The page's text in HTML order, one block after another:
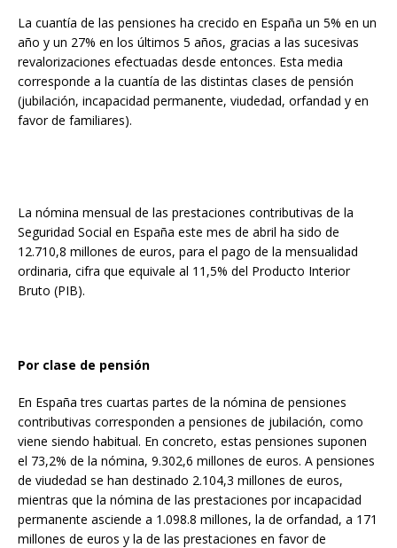
La cuantía de las pensiones ha crecido en España un 5% en un
año y un 27% en los últimos 5 años, gracias a las sucesivas
revalorizaciones efectuadas desde entonces. Esta media
corresponde a la cuantía de las distintas clases de pensión
(jubilación, incapacidad permanente, viudedad, orfandad y en
favor de familiares).
La nómina mensual de las prestaciones contributivas de la
Seguridad Social en España este mes de abril ha sido de
12.710,8 millones de euros, para el pago de la mensualidad
ordinaria, cifra que equivale al 11,5% del Producto Interior
Bruto (PIB).
Por clase de pensión
En España tres cuartas partes de la nómina de pensiones
contributivas corresponden a pensiones de jubilación, como
viene siendo habitual. En concreto, estas pensiones suponen
el 73,2% de la nómina, 9.302,6 millones de euros. A pensiones
de viudedad se han destinado 2.104,3 millones de euros,
mientras que la nómina de las prestaciones por incapacidad
permanente asciende a 1.098.8 millones, la de orfandad, a 171
millones de euros y la de las prestaciones en favor de